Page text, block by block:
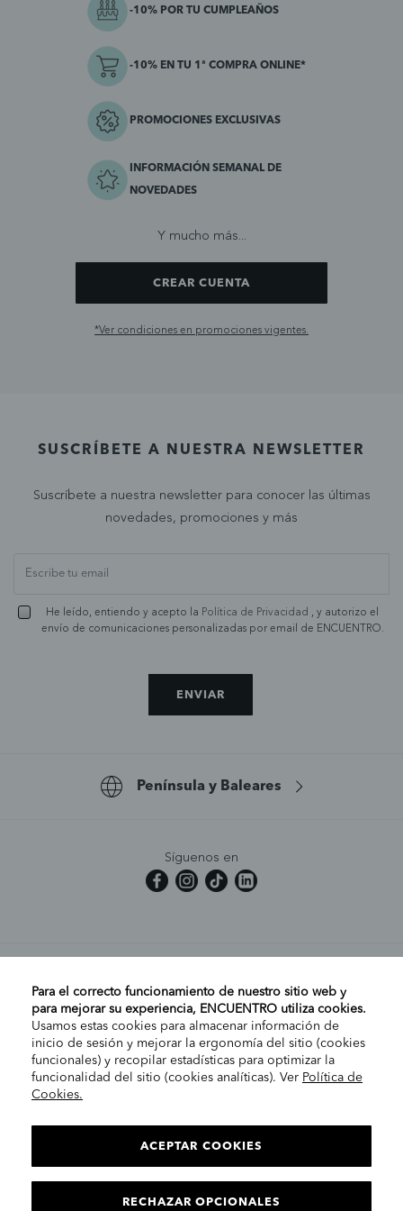
-10% POR TU CUMPLEAÑOS
-10% EN TU 1ª COMPRA ONLINE*
PROMOCIONES EXCLUSIVAS
INFORMACIÓN SEMANAL DE
NOVEDADES
Y mucho más...
CREAR CUENTA
*Ver condiciones en promociones vigentes.
SUSCRÍBETE A NUESTRA NEWSLETTER
Suscríbete a nuestra newsletter para conocer las últimas
novedades, promociones y más
He leído, entiendo y acepto la Política de Privacidad , y autorizo el
envío de comunicaciones personalizadas por email de ENCUENTRO.
ENVIAR
Península y Baleares
Síguenos en
MI CUENTA
AYUDA
EMPRESA
INFORMACIÓN LEGAL
Para el correcto funcionamiento de nuestro sitio web y
para mejorar su experiencia, ENCUENTRO utiliza cookies.
Usamos estas cookies para almacenar información de
inicio de sesión y mejorar la ergonomía del sitio (cookies
funcionales) y recopilar estadísticas para optimizar la
funcionalidad del sitio (cookies analíticas). Ver Política de
Cookies.
ACEPTAR COOKIES
RECHAZAR OPCIONALES